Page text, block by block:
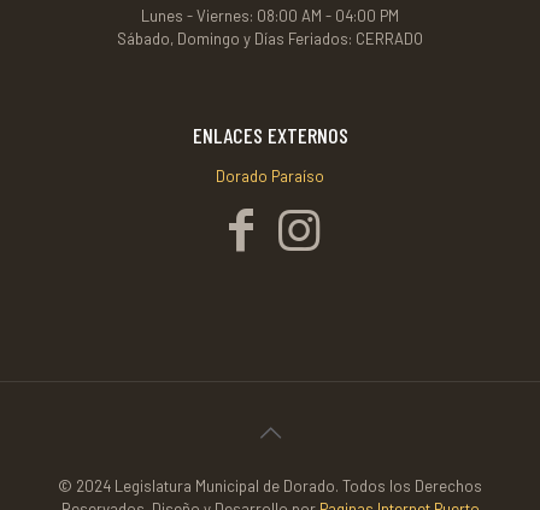
Lunes - Viernes: 08:00 AM - 04:00 PM
Sábado, Domingo y Días Feriados: CERRADO
ENLACES EXTERNOS
Dorado Paraíso
© 2024 Legislatura Municipal de Dorado. Todos los Derechos